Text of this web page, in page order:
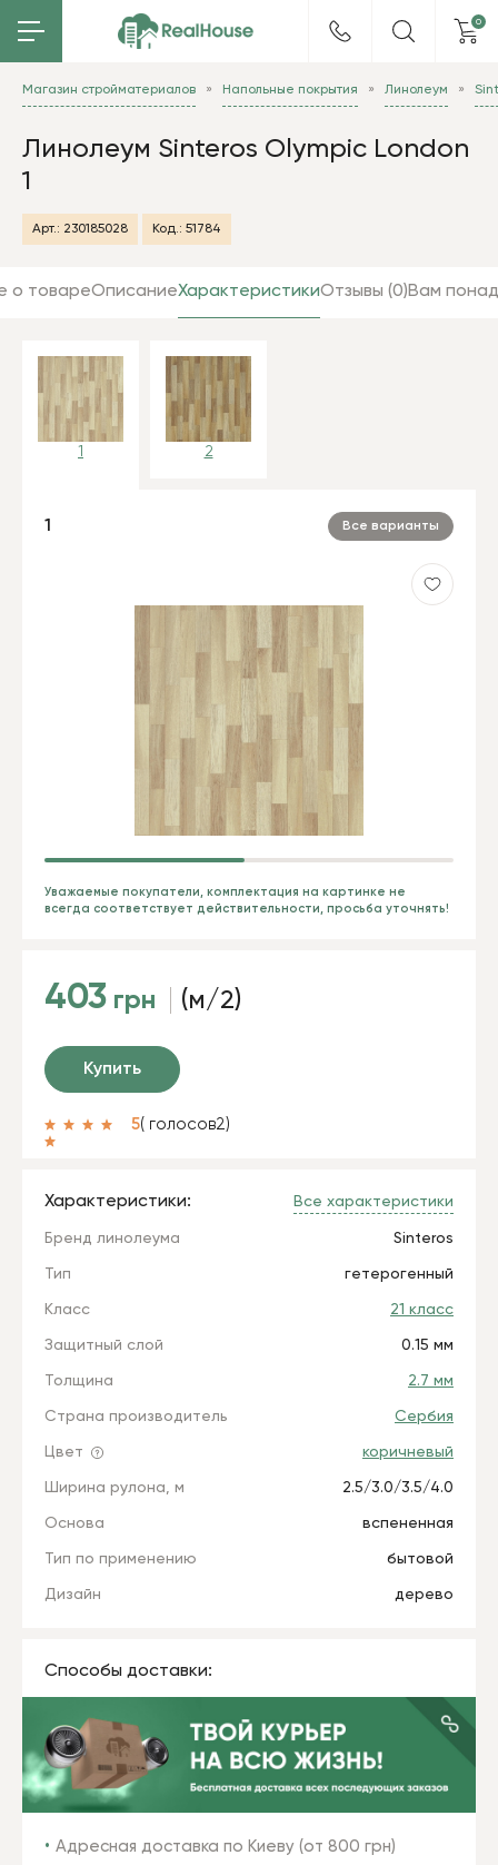
0
Магазин стройматериалов Напольные покрытия Линолеум
Линолеум Sinteros Olympic London
1
Арт.: 230185028 Код.: 51784
о товареОписаниеХарактеристикиОтзывы (0)Вам
Уважаемые покупатели, комплектация на картинке не
всегда соответствует действительности, просьба уточнять!
1 2
1 Все варианты
403 грн (м/2)
Купить
5( голосов2)
Характеристики: Все характеристики
Бренд линолеума Sinteros
Тип гетерогенный
Класс 21 класс
Защитный слой 0.15 мм
Толщина 2.7 мм
Страна производитель Сербия
Цвет коричневый
Ширина рулона, м 2.5/3.0/3.5/4.0
Основа вспененная
Тип по применению бытовой
Дизайн дерево
Способы доставки:
Адресная доставка по Киеву (от 800 грн)